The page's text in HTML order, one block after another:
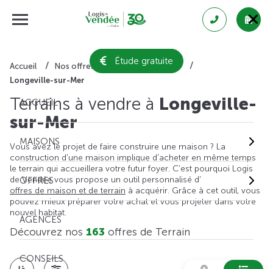
Étude gratuite
ACCUEIL
MAISONS
OFFRES
AGENCES
CONSEILS
Accueil Nos offres de terrain
Vendée
Longeville-sur-Mer
Terrains à vendre à Longeville-
sur-Mer
Vous avez le projet de faire construire une maison ? La
construction d'une maison implique d'acheter en même temps
le terrain qui accueillera votre futur foyer. C'est pourquoi Logis
de Vendée vous propose un outil personnalisé d'
offres de maison et de terrain à acquérir. Grâce à cet outil, vous
pouvez mieux préparer votre achat et vous projeter dans votre
nouvel habitat.
Découvrez nos 163 offres de Terrain